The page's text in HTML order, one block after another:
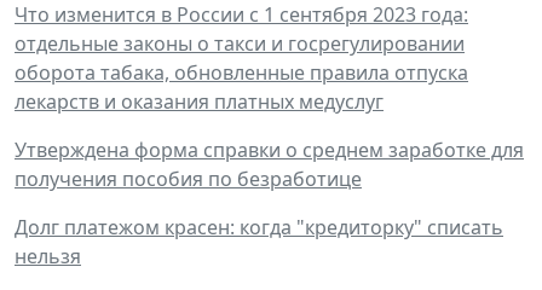
Что изменится в России с 1 сентября 2023 года:
отдельные законы о такси и госрегулировании
оборота табака, обновленные правила отпуска
лекарств и оказания платных медуслуг
Утверждена форма справки о среднем заработке для
получения пособия по безработице
Долг платежом красен: когда "кредиторку" списать
нельзя